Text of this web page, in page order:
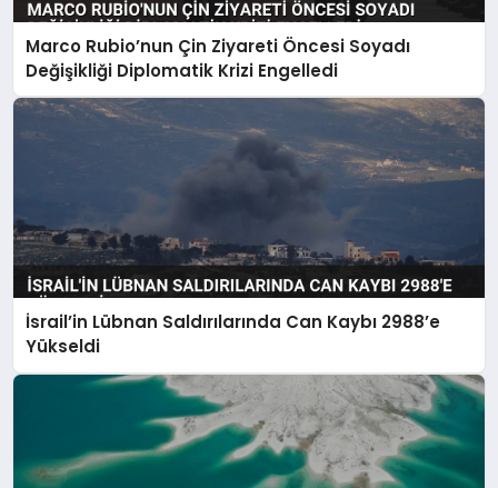
Marco Rubio’nun Çin Ziyareti Öncesi Soyadı
Değişikliği Diplomatik Krizi Engelledi
İsrail’in Lübnan Saldırılarında Can Kaybı 2988’e
Yükseldi